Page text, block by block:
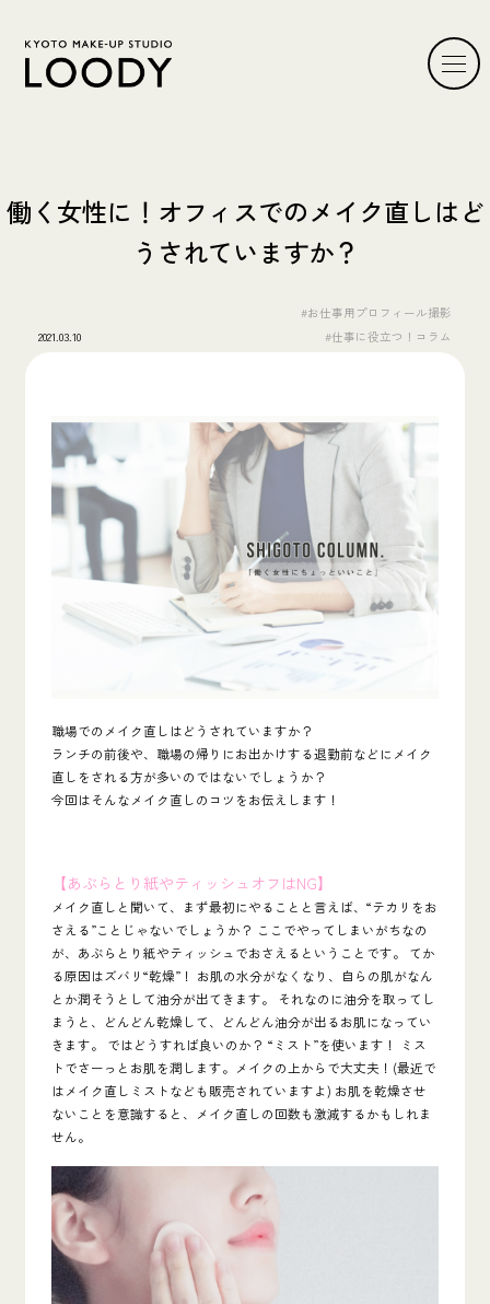
働く女性に！​オフィスでのメイク直しはど
うされていますか？
2021.03.10
#お仕事用プロフィール撮影
#仕事に役立つ！コラム
​職場でのメイク直しはどうされていますか？
ランチの前後や、職場の帰りにお出かけする退勤前などにメイク
直しをされる方が多いのではないでしょうか？
今回はそんなメイク直しのコツをお伝えします！
【あぶらとり紙やティッシュオフはNG】
メイク直しと聞いて、まず最初にやることと言えば、“テカリをお
さえる”ことじゃないでしょうか？ ここでやってしまいがちなの
が、あぶらとり紙やティッシュでおさえるということです。 てか
る原因はズバリ“乾燥”！ お肌の水分がなくなり、自らの肌がなん
とか潤そうとして油分が出てきます。 それなのに油分を取ってし
まうと、どんどん乾燥して、どんどん油分が出るお肌になってい
きます。 ではどうすれば良いのか？ “ミスト”を使います！ ミス
トでさーっとお肌を潤します。メイクの上からで大丈夫！(最近で
はメイク直しミストなども販売されていますよ) お肌を乾燥させ
ないことを意識すると、メイク直しの回数も激減するかもしれま
せん。